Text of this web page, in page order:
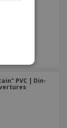
PVC | Din-